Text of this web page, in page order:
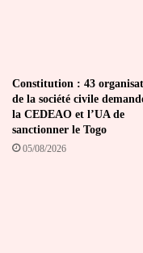
Constitution : 43
de la société civile
la CEDEAO et l’UA de
sanctionner le Togo
05/08/2026